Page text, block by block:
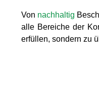
Von nachhaltig
alle Bereiche der
erfüllen, sondern zu